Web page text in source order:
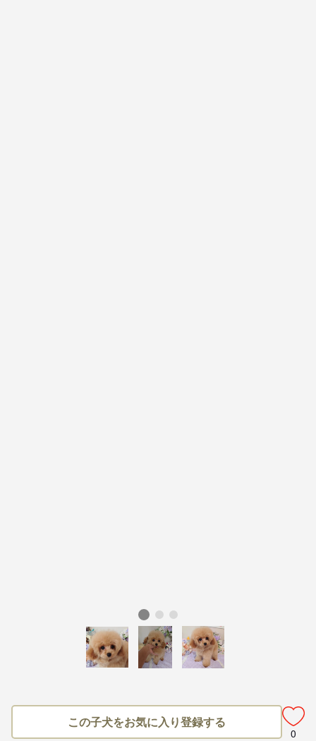
この子犬をお気に入り登録する
0